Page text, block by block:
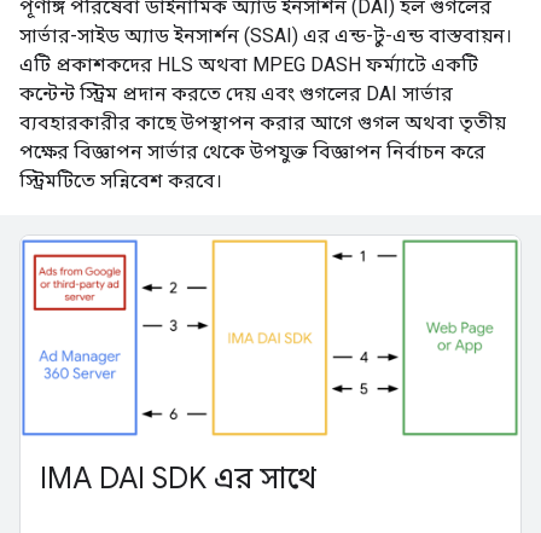
পূর্ণাঙ্গ পরিষেবা ডাইনামিক অ্যাড ইনসার্শন (DAI) হল গুগলের
সার্ভার-সাইড অ্যাড ইনসার্শন (SSAI) এর এন্ড-টু-এন্ড বাস্তবায়ন।
এটি প্রকাশকদের HLS অথবা MPEG DASH ফর্ম্যাটে একটি
কন্টেন্ট স্ট্রিম প্রদান করতে দেয় এবং গুগলের DAI সার্ভার
ব্যবহারকারীর কাছে উপস্থাপন করার আগে গুগল অথবা তৃতীয়
পক্ষের বিজ্ঞাপন সার্ভার থেকে উপযুক্ত বিজ্ঞাপন নির্বাচন করে
স্ট্রিমটিতে সন্নিবেশ করবে।
IMA DAI SDK এর সাথে